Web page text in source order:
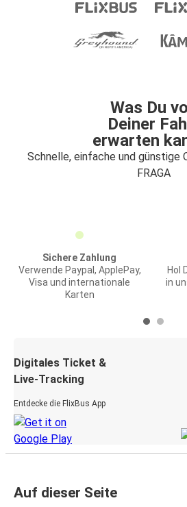
Was Du
Deiner
erwarten
Schnelle, einfache und günstige
FRAGA
Sichere Zahlung
Verwende Paypal, ApplePay,
Visa und internationale
Karten
Hol
in
Digitales Ticket &
Live-Tracking
Entdecke die FlixBus App
Auf dieser Seite